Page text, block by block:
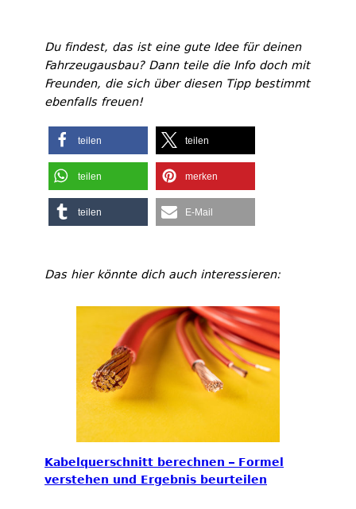
Du findest, das ist eine gute Idee für deinen
Fahrzeugausbau? Dann teile die Info doch mit
Freunden, die sich über diesen Tipp bestimmt
ebenfalls freuen!
teilen teilen
teilen merken
teilen E-Mail
Das hier könnte dich auch interessieren:
Kabelquerschnitt berechnen – Formel
verstehen und Ergebnis beurteilen